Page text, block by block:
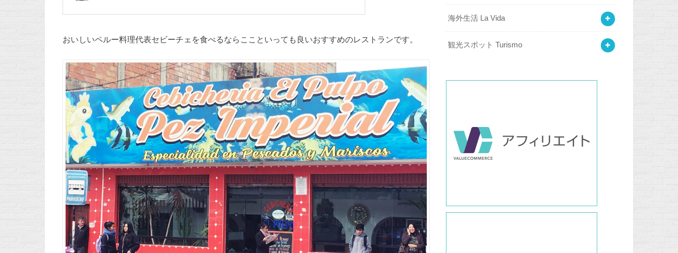
おいしいペルー料理代表セビーチェを食べるならここといっても良いおすすめのレストランです。
海外生活 La Vida
観光スポット Turismo